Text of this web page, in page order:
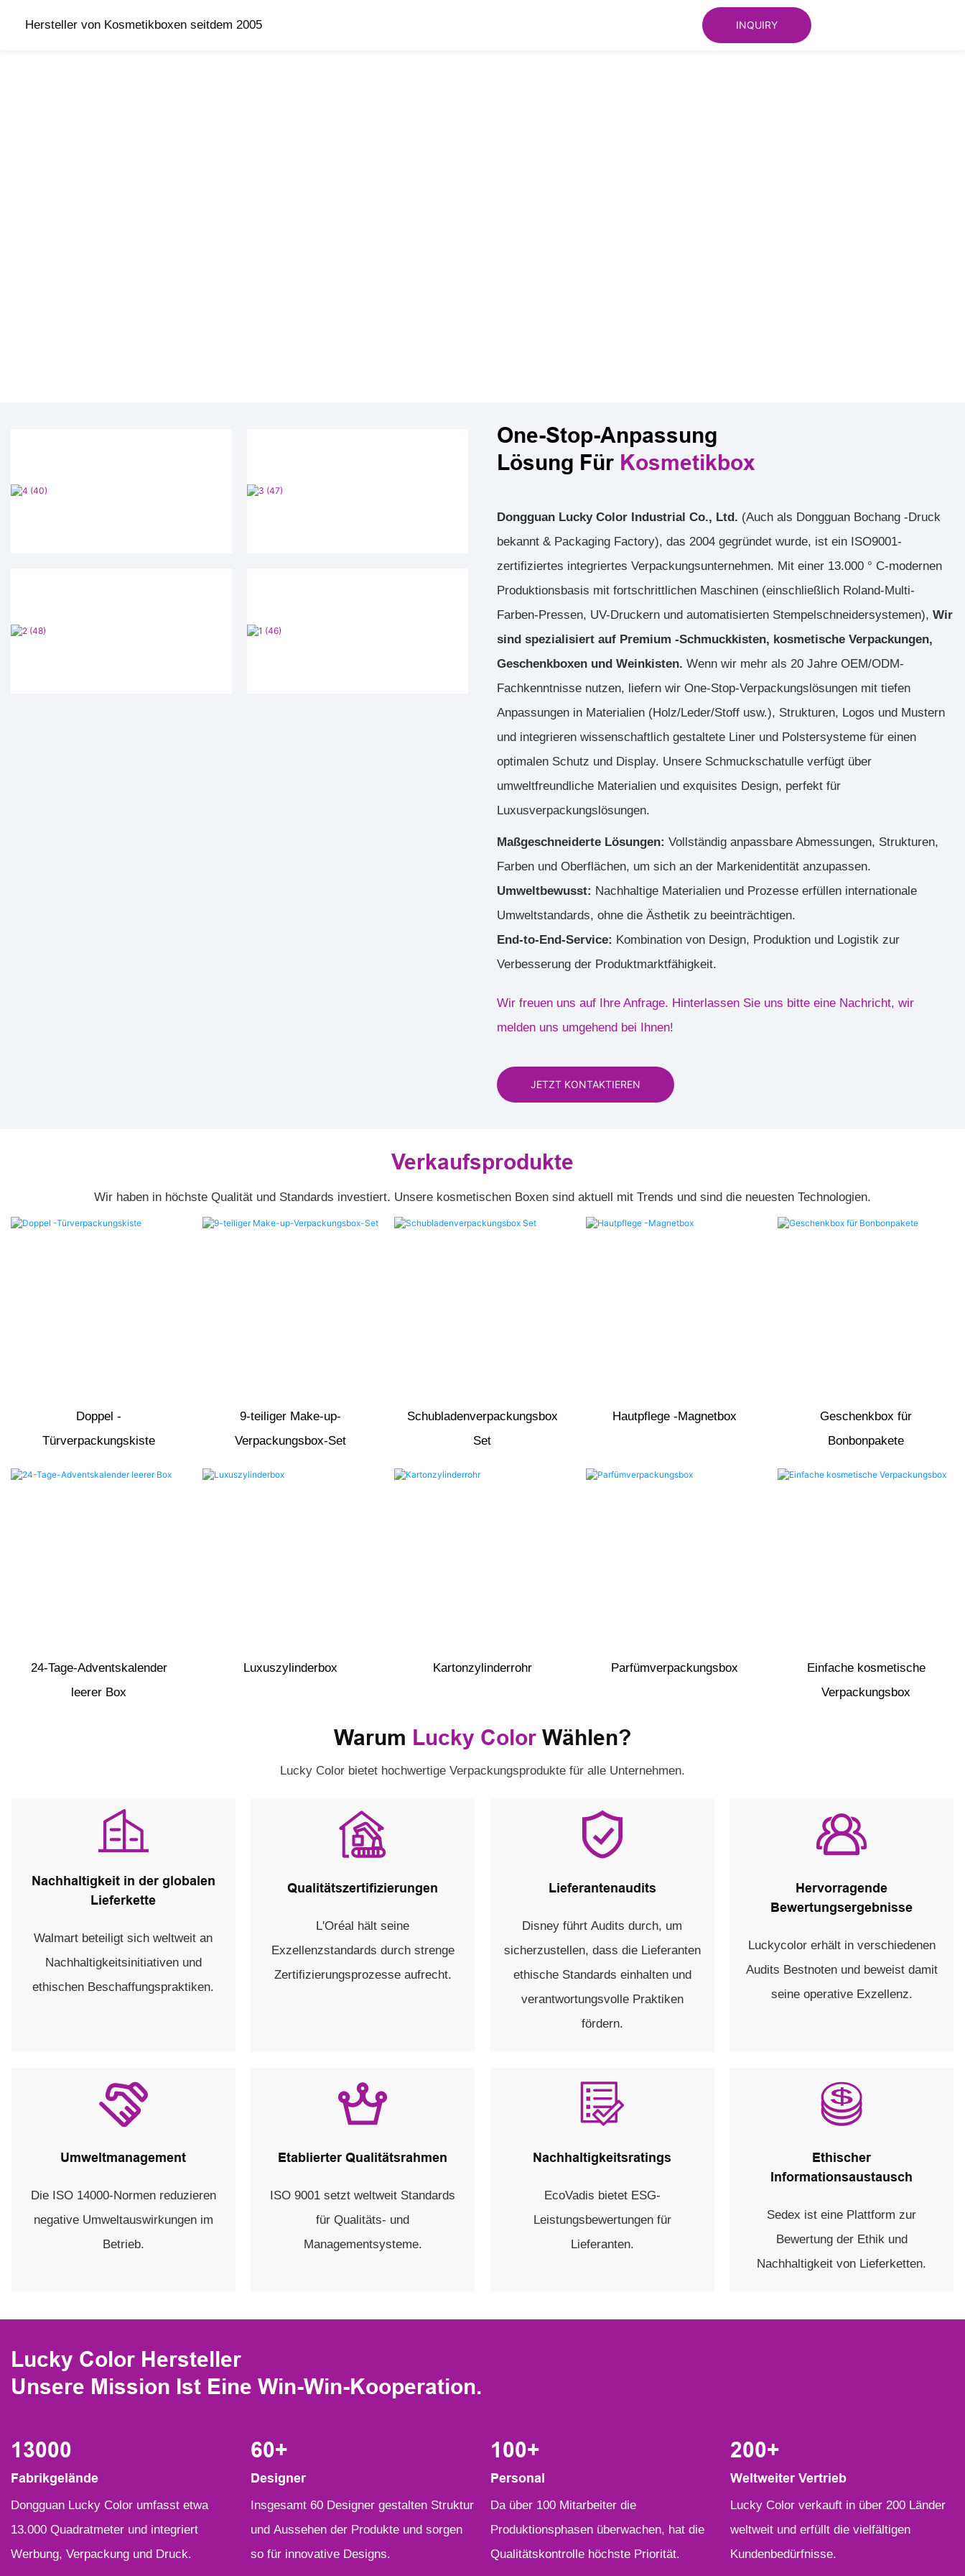
Hersteller von Kosmetikboxen seitdem 2005 INQUIRY
One-Stop-Anpassung
Lösung Für Kosmetikbox
Dongguan Lucky Color Industrial Co., Ltd. (Auch als Dongguan Bochang -Druck
bekannt & Packaging Factory), das 2004 gegründet wurde, ist ein ISO9001-
zertifiziertes integriertes Verpackungsunternehmen. Mit einer 13.000 ° C-modernen
Produktionsbasis mit fortschrittlichen Maschinen (einschließlich Roland-Multi-
Farben-Pressen, UV-Druckern und automatisierten Stempelschneidersystemen),Wir
sind spezialisiert auf Premium -Schmuckkisten, kosmetische Verpackungen,
Geschenkboxen und Weinkisten.Wenn wir mehr als 20 Jahre OEM/ODM-
Fachkenntnisse nutzen, liefern wir One-Stop-Verpackungslösungen mit tiefen
Anpassungen in Materialien (Holz/Leder/Stoff usw.), Strukturen, Logos und Mustern
und integrieren wissenschaftlich gestaltete Liner und Polstersysteme für einen
optimalen Schutz und Display. Unsere Schmuckschatulle verfügt über
umweltfreundliche Materialien und exquisites Design, perfekt für
Luxusverpackungslösungen.
Maßgeschneiderte Lösungen:Vollständig anpassbare Abmessungen, Strukturen,
Farben und Oberflächen, um sich an der Markenidentität anzupassen.
Umweltbewusst: Nachhaltige Materialien und Prozesse erfüllen internationale
Umweltstandards, ohne die Ästhetik zu beeinträchtigen.
End-to-End-Service: Kombination von Design, Produktion und Logistik zur
Verbesserung der Produktmarktfähigkeit.
Wir freuen uns auf Ihre Anfrage. Hinterlassen Sie uns bitte eine Nachricht, wir
melden uns umgehend bei Ihnen!
JETZT KONTAKTIEREN
Verkaufsprodukte
Wir haben in höchste Qualität und Standards investiert. Unsere kosmetischen Boxen sind aktuell mit Trends und sind die neuesten Technologien.
Doppel -
Türverpackungskiste
9-teiliger Make-up-
Verpackungsbox-Set
Schubladenverpackungsbox
Set
Hautpflege -Magnetbox
Geschenkbox für
Bonbonpakete
24-Tage-Adventskalender
leerer Box
Luxuszylinderbox Kartonzylinderrohr Parfümverpackungsbox
Einfache kosmetische
Verpackungsbox
Warum Lucky Color Wählen?
Lucky Color bietet hochwertige Verpackungsprodukte für alle Unternehmen.
Nachhaltigkeit in der globalen
Lieferkette
Walmart beteiligt sich weltweit an
Nachhaltigkeitsinitiativen und
ethischen Beschaffungspraktiken.
Qualitätszertifizierungen
L'Oréal hält seine
Exzellenzstandards durch strenge
Zertifizierungsprozesse aufrecht.
Lieferantenaudits
Disney führt Audits durch, um
sicherzustellen, dass die Lieferanten
ethische Standards einhalten und
verantwortungsvolle Praktiken
fördern.
Hervorragende
Bewertungsergebnisse
Luckycolor erhält in verschiedenen
Audits Bestnoten und beweist damit
seine operative Exzellenz.
Umweltmanagement
Die ISO 14000-Normen reduzieren
negative Umweltauswirkungen im
Betrieb.
Etablierter Qualitätsrahmen
ISO 9001 setzt weltweit Standards
für Qualitäts- und
Managementsysteme.
Nachhaltigkeitsratings
EcoVadis bietet ESG-
Leistungsbewertungen für
Lieferanten.
Ethischer
Informationsaustausch
Sedex ist eine Plattform zur
Bewertung der Ethik und
Nachhaltigkeit von Lieferketten.
Lucky Color Hersteller
Unsere Mission Ist Eine Win-Win-Kooperation.
13000
Fabrikgelände
︎Dongguan Lucky Color umfasst etwa
13.000 Quadratmeter und integriert
Werbung, Verpackung und Druck.
60+
Designer
︎Insgesamt 60 Designer gestalten Struktur
und Aussehen der Produkte und sorgen
so für innovative Designs.
100+
Personal
︎Da über 100 Mitarbeiter die
Produktionsphasen überwachen, hat die
Qualitätskontrolle höchste Priorität.
200+
Weltweiter Vertrieb
︎Lucky Color verkauft in über 200 Länder
weltweit und erfüllt die vielfältigen
Kundenbedürfnisse.